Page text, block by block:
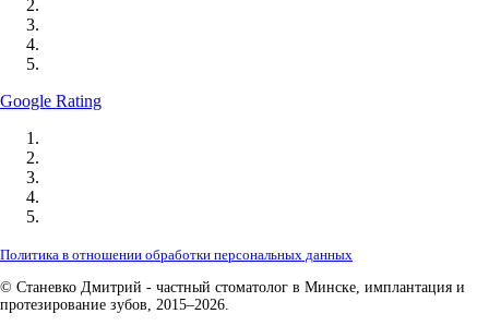
Google Rating
Политика в отношении обработки персональных данных
© Станевко Дмитрий - частный стоматолог в Минске, имплантация и
протезирование зубов, 2015–2026.